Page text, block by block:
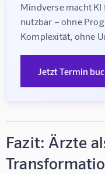
Mindverse macht
nutzbar – ohne
Komplexität, ohne
Jetzt Termin
Fazit: Ärzte